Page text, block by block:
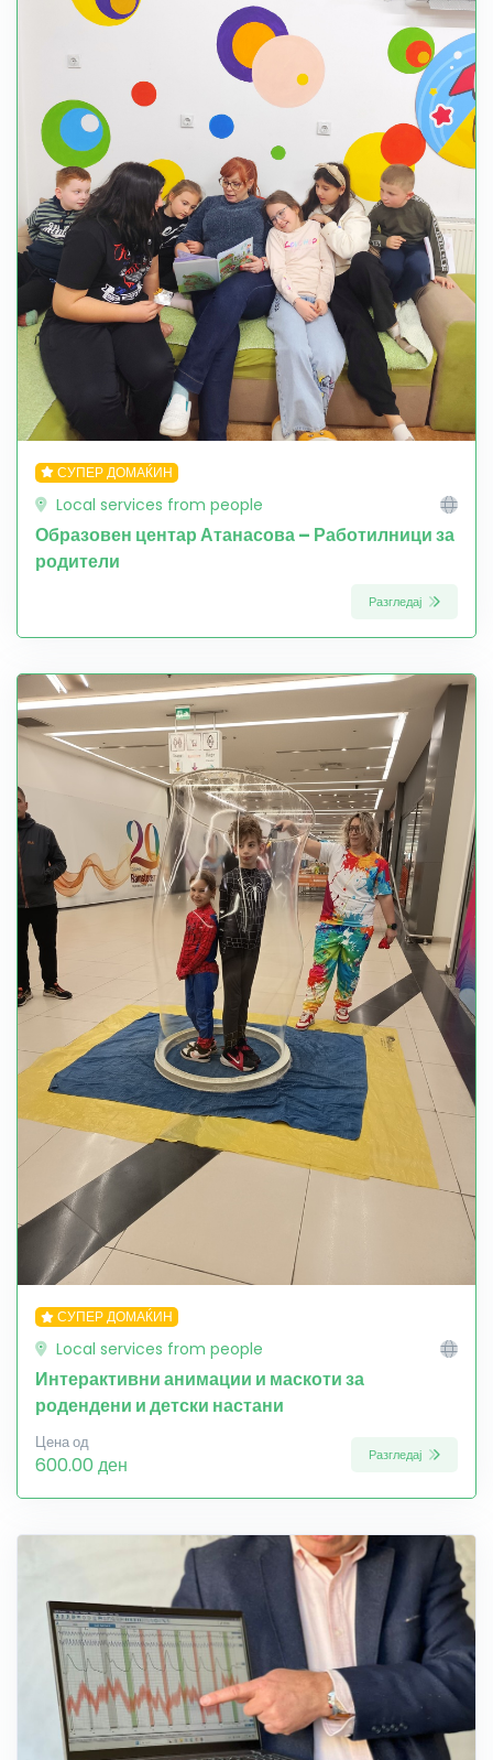
СУПЕР ДОМАЌИН
Local services from people
Образовен центар Атанасова – Работилници за
родители
Разгледај
СУПЕР ДОМАЌИН
Local services from people
Интерактивни анимации и маскоти за
родендени и детски настани
Цена од
600.00 ден Разгледај